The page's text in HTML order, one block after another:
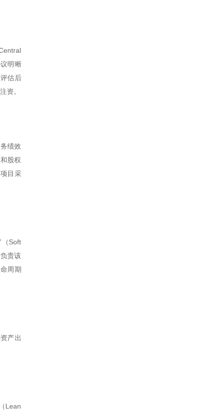
明晰
估后
资。
绩效
股权
目采
Soft
责该
周期
产出
Lean